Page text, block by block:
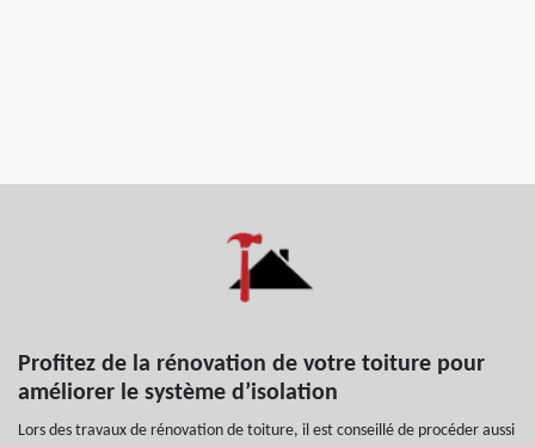
Profitez de la rénovation de votre toiture pour
améliorer le système d’isolation
Lors des travaux de rénovation de toiture, il est conseillé de procéder aussi